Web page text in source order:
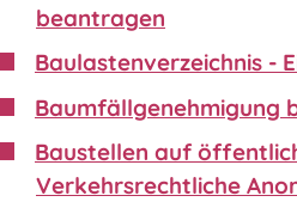
beantragen
Baulastenverzeichnis -
Baumfällgenehmigung
Baustellen auf
Verkehrsrechtliche